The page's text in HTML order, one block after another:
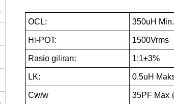
OCL: 350uH
Hi-POT: 1500Vrms
Rasio giliran: 1:1±3%
LK: 0.5uH
Cw/w 35PF Max